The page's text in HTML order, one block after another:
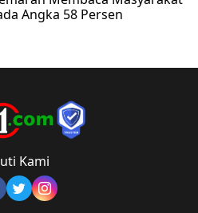
Angka 58 Persen
Kami